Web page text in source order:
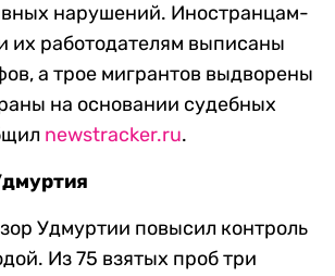
нарушений. Иностранцам-
их работодателям выписаны
а трое мигрантов выдворены
на основании судебных
newstracker.ru.
Удмуртии повысил контроль
Из 75 взятых проб три